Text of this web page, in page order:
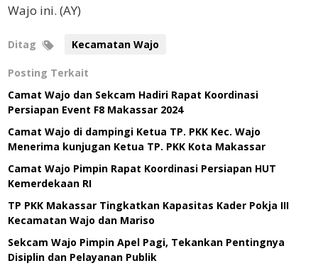
Wajo ini. (AY)
Ditag Kecamatan Wajo
Posting Terkait
Camat Wajo dan Sekcam Hadiri Rapat Koordinasi
Persiapan Event F8 Makassar 2024
Camat Wajo di dampingi Ketua TP. PKK Kec. Wajo
Menerima kunjugan Ketua TP. PKK Kota Makassar
Camat Wajo Pimpin Rapat Koordinasi Persiapan HUT
Kemerdekaan RI
TP PKK Makassar Tingkatkan Kapasitas Kader Pokja III
Kecamatan Wajo dan Mariso
Sekcam Wajo Pimpin Apel Pagi, Tekankan Pentingnya
Disiplin dan Pelayanan Publik